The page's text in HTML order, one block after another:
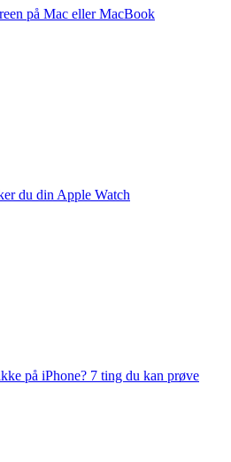
på Mac eller MacBook
du din Apple Watch
på iPhone? 7 ting du kan prøve